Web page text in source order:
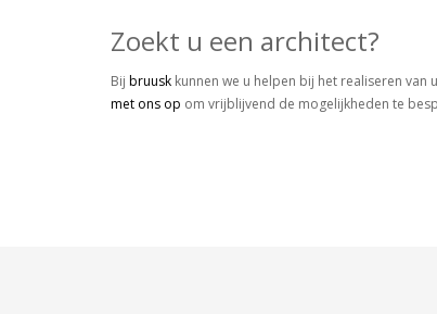
Zoekt u een architect?
Bij bruusk kunnen we u helpen bij het realiseren
met ons op om vrijblijvend de mogelijkheden te